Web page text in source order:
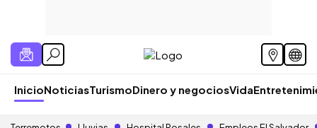
InicioNoticiasTurismoDinero y negociosVida